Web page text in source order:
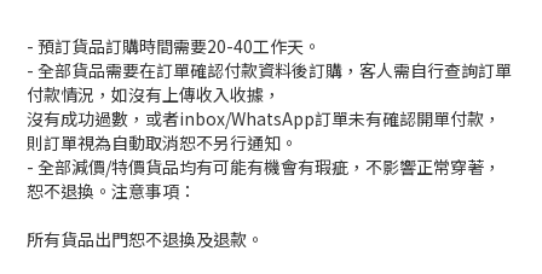
- 預訂貨品訂購時間需要20-40工作天。
- 全部貨品需要在訂單確認付款資料後訂購，客人需自行查詢訂單
付款情況，如沒有上傳收入收據，
沒有成功過數，或者inbox/WhatsApp訂單未有確認開單付款，
則訂單視為自動取消恕不另行通知。
- 全部減價/特價貨品均有可能有機會有瑕疵，不影響正常穿著，
恕不退換。注意事項：
所有貨品出門恕不退換及退款。